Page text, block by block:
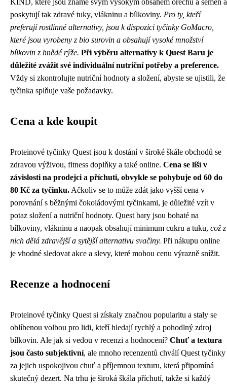
KIND, které jsou známé svým vysokým obsahem ořechů a semen a
poskytují tak zdravé tuky, vlákninu a bílkoviny. Pro ty, kteří
preferují rostlinné alternativy, jsou k dispozici tyčinky GoMacro,
které jsou vyrobeny z bio surovin a obsahují vysoké množství
bílkovin z hnědé rýže. Při výběru alternativy k Quest Baru je
důležité zvážit své individuální nutriční potřeby a preference.
Vždy si zkontrolujte nutriční hodnoty a složení, abyste se ujistili, že
tyčinka splňuje vaše požadavky.
Cena a kde koupit
Proteinové tyčinky Quest jsou k dostání v široké škále obchodů se
zdravou výživou, fitness doplňky a také online. Cena se liší v
závislosti na prodejci a příchuti, obvykle se pohybuje od 60 do
80 Kč za tyčinku. Ačkoliv se to může zdát jako vyšší cena v
porovnání s běžnými čokoládovými tyčinkami, je důležité vzít v
potaz složení a nutriční hodnoty. Quest bary jsou bohaté na
bílkoviny, vlákninu a naopak obsahují minimum cukru a tuku, což z
nich dělá zdravější a sytější alternativu svačiny. Při nákupu online
je vhodné sledovat akce a slevy, které mohou cenu výrazně snížit.
Recenze a hodnocení
Proteinové tyčinky Quest si získaly značnou popularitu a staly se
oblíbenou volbou pro lidi, kteří hledají rychlý a pohodlný zdroj
bílkovin. Ale jak si vedou v recenzi a hodnocení? Chuť a textura
jsou často subjektivní, ale mnoho recenzentů chválí Quest tyčinky
za jejich uspokojivou chuť a příjemnou texturu, která připomíná
skutečný dezert. Na trhu je široká škála příchutí, takže si každý